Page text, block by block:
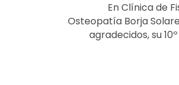
En Clínica de
Osteopatía Borja
agradecidos, su